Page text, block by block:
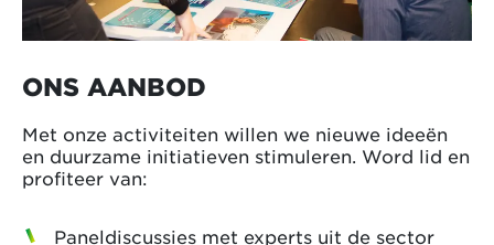
ONS AANBOD
Met onze activiteiten willen we nieuwe ideeën
en duurzame initiatieven stimuleren. Word lid en
profiteer van:
Paneldiscussies met experts uit de sector